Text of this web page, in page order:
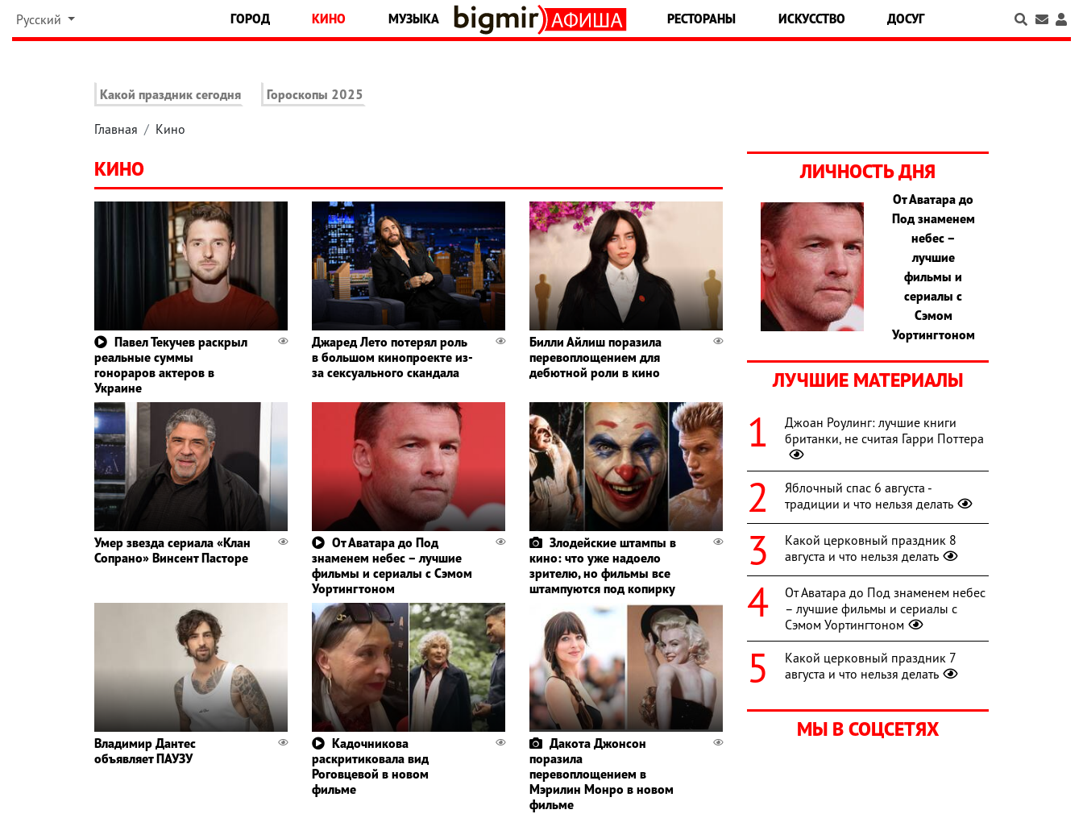
Русский ГОРОД КИНО МУЗЫКА РЕСТОРАНЫ ИСКУССТВО ДОСУГ
Какой праздник сегодня Гороскопы 2025
Главная Кино
КИНО
Павел Текучев раскрыл
реальные суммы
гонораров актеров в
Украине
Джаред Лето потерял роль
в большом кинопроекте из-
за сексуального скандала
Билли Айлиш поразила
перевоплощением для
дебютной роли в кино
Умер звезда сериала «Клан
Сопрано» Винсент Пасторе
От Аватара до Под
знаменем небес – лучшие
фильмы и сериалы с Сэмом
Уортингтоном
Злодейские штампы в
кино: что уже надоело
зрителю, но фильмы все
штампуются под копирку
Владимир Дантес
объявляет ПАУЗУ
Кадочникова
раскритиковала вид
Роговцевой в новом
фильме
Дакота Джонсон
поразила
перевоплощением в
Мэрилин Монро в новом
фильме
ЛИЧНОСТЬ ДНЯ
От Аватара до
Под знаменем
небес –
лучшие
фильмы и
сериалы с
Сэмом
Уортингтоном
ЛУЧШИЕ МАТЕРИАЛЫ
Джоан Роулинг: лучшие книги
британки, не считая Гарри Поттера
Яблочный спас 6 августа -
традиции и что нельзя делать
Какой церковный праздник 8
августа и что нельзя делать
От Аватара до Под знаменем небес
– лучшие фильмы и сериалы с
Сэмом Уортингтоном
Какой церковный праздник 7
августа и что нельзя делать
МЫ В СОЦСЕТЯХ